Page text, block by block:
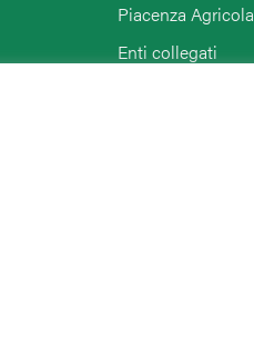
Piacenza Agricola
Enti collegati